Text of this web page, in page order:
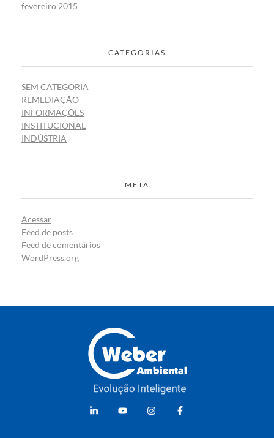
fevereiro 2015
CATEGORIAS
SEM CATEGORIA
REMEDIAÇÃO
INFORMAÇÕES
INSTITUCIONAL
INDÚSTRIA
META
Acessar
Feed de posts
Feed de comentários
WordPress.org